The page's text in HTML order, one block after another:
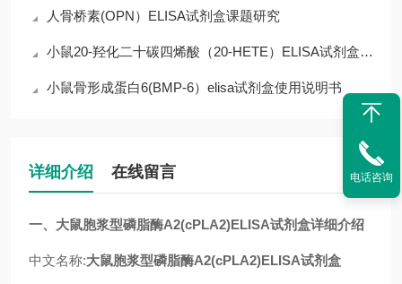
人骨桥素(OPN）ELISA试剂盒课题研究
小鼠20-羟化二十碳四烯酸（20-HETE）ELISA试剂盒操作说明
小鼠骨形成蛋白6(BMP-6）elisa试剂盒使用说明书
详细介绍 在线留言
一、 大鼠胞浆型磷脂酶A2(cPLA2)ELISA试剂盒详细介绍
中文名称:大鼠胞浆型磷脂酶A2(cPLA2)ELISA试剂盒
电话咨询